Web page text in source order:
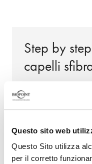
Questo sito web
Questo Sito utilizza
per il corretto
Step by
capelli
Avere una routine
per rigenerare i
la tua chioma e
bellezza.